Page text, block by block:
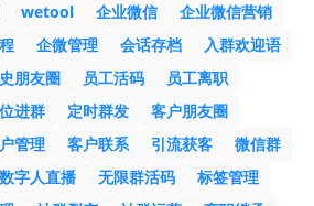
wetool 企业微信
企业微信营销
企微管理 会话存档
入群欢迎语
朋友圈 员工活码
员工离职
进群 定时群发
客户朋友圈
管理 客户联系 引流获客
微信群
数字人直播 无限群活码
标签管理